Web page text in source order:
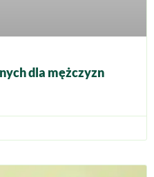
dla mężczyzn